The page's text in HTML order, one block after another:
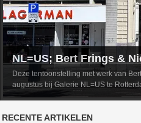
NL=US; Bert Frings &
Deze tentoonstelling met werk van
augustus bij Galerie NL=US te
RECENTE ARTIKELEN